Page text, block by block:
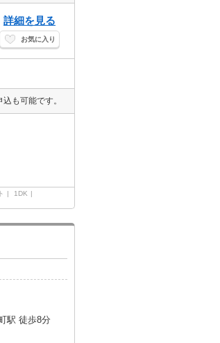
詳細を見る
お気に入り
も可能です。
1DK
駅 徒歩8分